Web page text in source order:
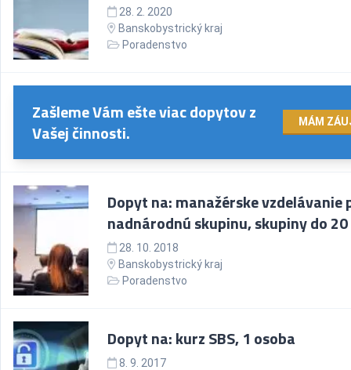
28. 2. 2020
Banskobystrický kraj
Poradenstvo
Zašleme Vám ešte viac dopytov z
Vašej činnosti.
MÁM
Dopyt na: manažérske vzdelávanie
nadnárodnú skupinu, skupiny do
28. 10. 2018
Banskobystrický kraj
Poradenstvo
Dopyt na: kurz SBS, 1 osoba
8. 9. 2017